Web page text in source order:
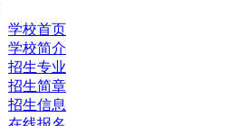
学校首页
学校简介
招生专业
招生简章
招生信息